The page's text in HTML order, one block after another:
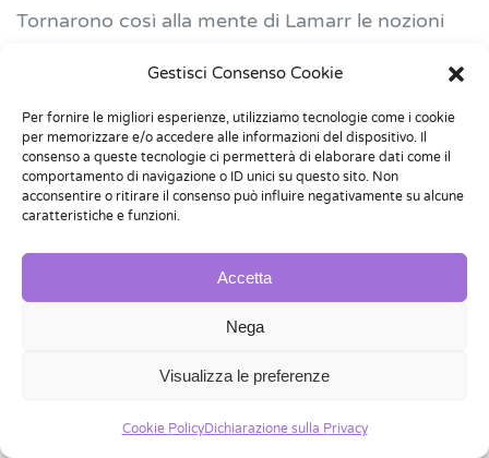
Gestisci Consenso Cookie
Per fornire le migliori esperienze, utilizziamo tecnologie come i cookie
per memorizzare e/o accedere alle informazioni del dispositivo. Il
consenso a queste tecnologie ci permetterà di elaborare dati come il
comportamento di navigazione o ID unici su questo sito. Non
acconsentire o ritirare il consenso può influire negativamente su alcune
caratteristiche e funzioni.
Accetta
Nega
Visualizza le preferenze
Cookie PolicyDichiarazione sulla Privacy
Tornarono così alla mente di Lamarr le nozioni
passione per la scienza e per il progresso
tecnologico ricominciarono a occupare un posto
centrale nella sua vita. Lamarr iniziò a escogitare
un modo per distribuire il segnale di guida dei
siluri su più frequenze per proteggere gli ordigni
apparentemente “semplice” ma estremamente
geniale.
L’invenzione del Wi-Fi
Grazie all’incontro fortuito conGeorge Antheil